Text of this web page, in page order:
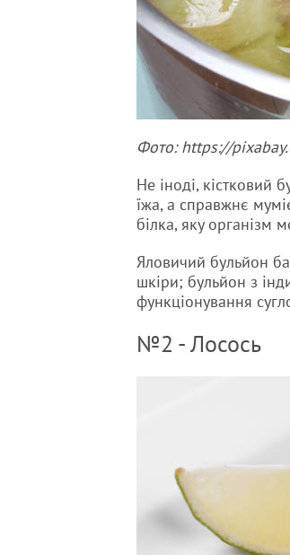
Фото: https://
Не іноді,
їжа, а справжнє
білка, яку організм
Яловичий бульйон
шкіри; бульйон з
функціонування
№2 - Лосось